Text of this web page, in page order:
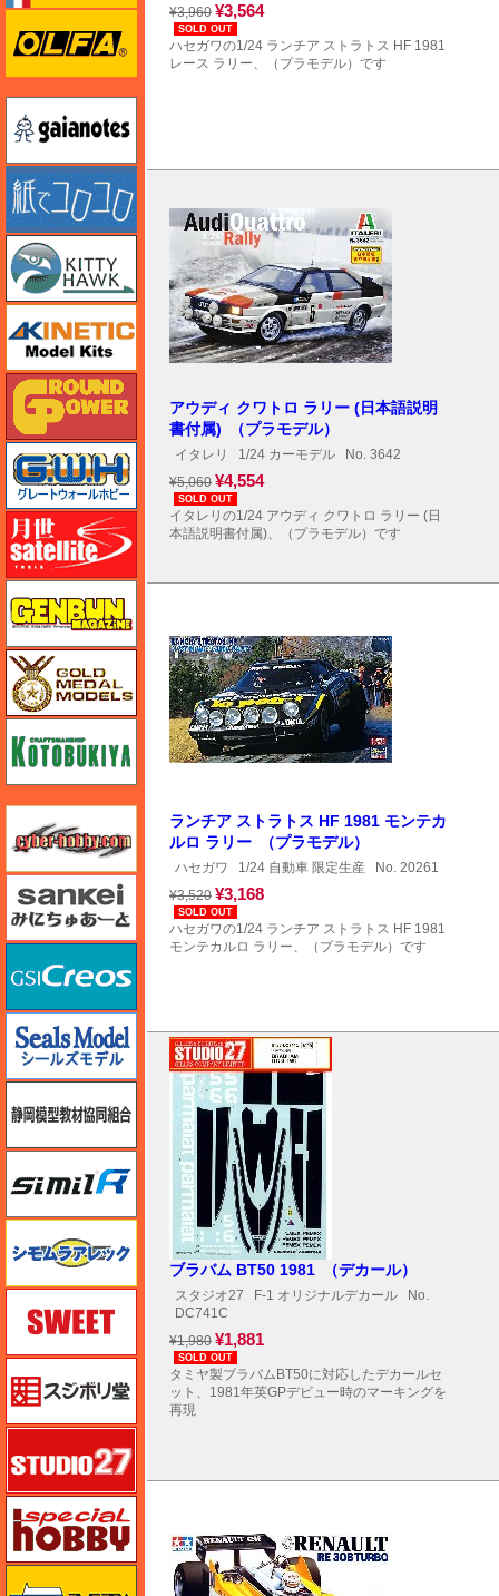
¥3,960 ¥3,564
SOLD OUT
ハセガワの1/24 ランチア ストラトス HF 1981
レース ラリー、（プラモデル）です
アウディ クワトロ ラリー (日本語説明
書付属) （プラモデル）
イタレリ 1/24 カーモデル No. 3642
¥5,060 ¥4,554
SOLD OUT
イタレリの1/24 アウディ クワトロ ラリー (日
本語説明書付属)、（プラモデル）です
ランチア ストラトス HF 1981 モンテカ
ルロ ラリー （プラモデル）
ハセガワ 1/24 自動車 限定生産 No. 20261
¥3,520 ¥3,168
SOLD OUT
ハセガワの1/24 ランチア ストラトス HF 1981
モンテカルロ ラリー、（プラモデル）です
ブラバム BT50 1981 （デカール）
スタジオ27 F-1 オリジナルデカール No.
DC741C
¥1,980 ¥1,881
SOLD OUT
タミヤ製ブラバムBT50に対応したデカールセ
ット、1981年英GPデビュー時のマーキングを
再現
オルファ
紙でコロコロ
キティホーク
キネテック
グレートウォールホビー
月世 サテライトツールス
ゴールドメダルモデルズ
コトブキヤ
サイバーホビー
GSIクレオス
静岡模型協同組合
シミラー（similR）
シモムラアレック
スイート（SWEET）
スジボリ堂
ズベズダ（Zvezda）